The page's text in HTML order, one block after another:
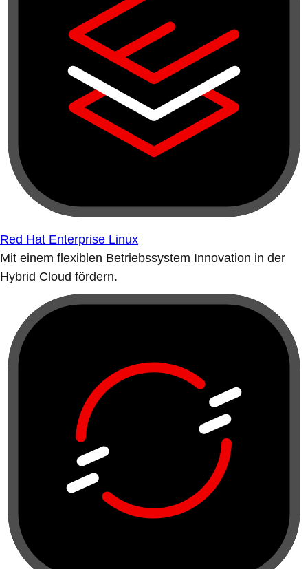
Red Hat Enterprise Linux
Mit einem flexiblen Betriebssystem Innovation in der
Hybrid Cloud fördern.